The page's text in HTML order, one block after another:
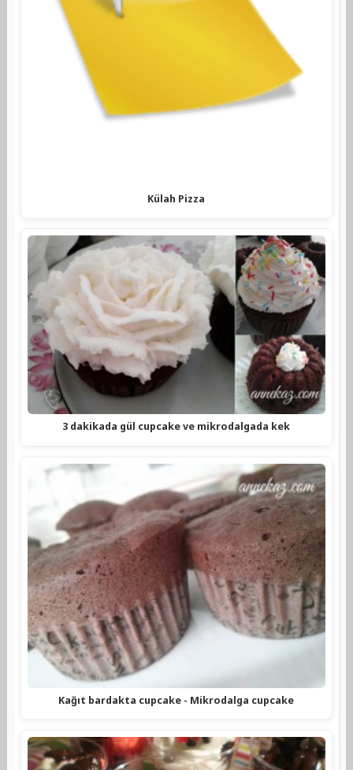
Külah Pizza
3 dakikada gül cupcake ve mikrodalgada kek
Kağıt bardakta cupcake - Mikrodalga cupcake